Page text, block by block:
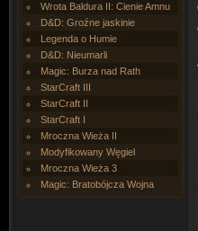
Wrota Baldura II: Cienie Amnu
D&D: Groźne jaskinie
Legenda o Humie
D&D: Nieumarli
Magic: Burza nad Rath
StarCraft III
StarCraft II
StarCraft I
Mroczna Wieża II
Modyfikowany Węgiel
Mroczna Wieża 3
Magic: Bratobójcza Wojna